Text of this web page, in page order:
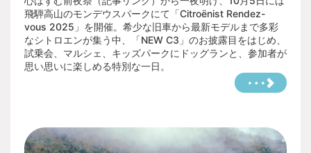
飛騨高山のモンデウスパークにて「Citroënist Rendez-
vous 2025」を開催。希少な旧車から最新モデルまで多彩
なシトロエンが集う中、「NEW C3」のお披露目をはじめ、
試乗会、マルシェ、キッズパークにドッグランと、参加者が
思い思いに楽しめる特別な一日。